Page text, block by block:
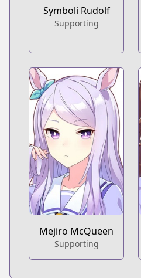
Symboli Rudolf
Supporting
Mejiro McQueen
Supporting